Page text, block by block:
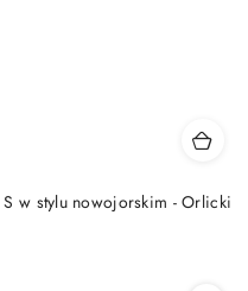
w stylu nowojorskim - Orlicki